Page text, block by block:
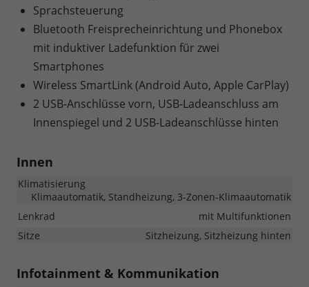
Sprachsteuerung
Bluetooth Freisprecheinrichtung und Phonebox
mit induktiver Ladefunktion für zwei
Smartphones
Wireless SmartLink (Android Auto, Apple CarPlay)
2 USB-Anschlüsse vorn, USB-Ladeanschluss am
Innenspiegel und 2 USB-Ladeanschlüsse hinten
Innen
Klimatisierung
Klimaautomatik, Standheizung, 3-Zonen-Klimaautomatik
Lenkrad
mit Multifunktionen
Sitze
Sitzheizung, Sitzheizung hinten
Infotainment & Kommunikation